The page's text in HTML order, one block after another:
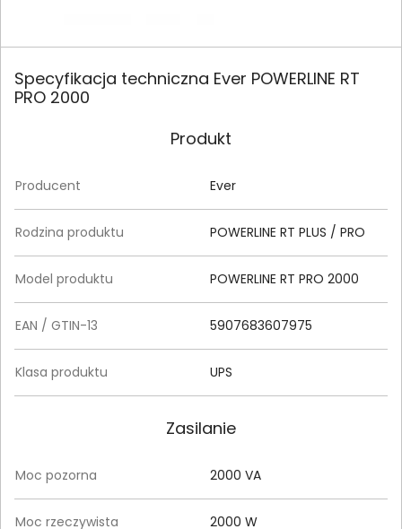
Specyfikacja techniczna Ever POWERLINE RT
PRO 2000
Produkt
Producent Ever
Rodzina produktu POWERLINE RT PLUS / PRO
Model produktu POWERLINE RT PRO 2000
EAN / GTIN-13 5907683607975
Klasa produktu UPS
Zasilanie
Moc pozorna 2000 VA
Moc rzeczywista 2000 W